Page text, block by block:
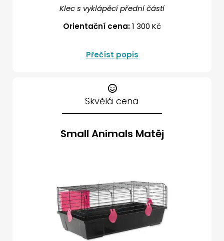
Klec s vyklápěcí přední částí
Orientační cena:1 300 Kč
Přečíst popis
Skvělá cena
Small Animals Matěj